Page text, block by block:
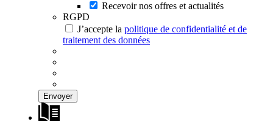
Recevoir nos offres et actualités
RGPD
J’accepte la politique de confidentialité et de
traitement des données